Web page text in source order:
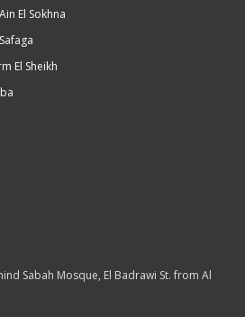
El Sokhna
El Sheikh
Sabah Mosque, El Badrawi St. from Al